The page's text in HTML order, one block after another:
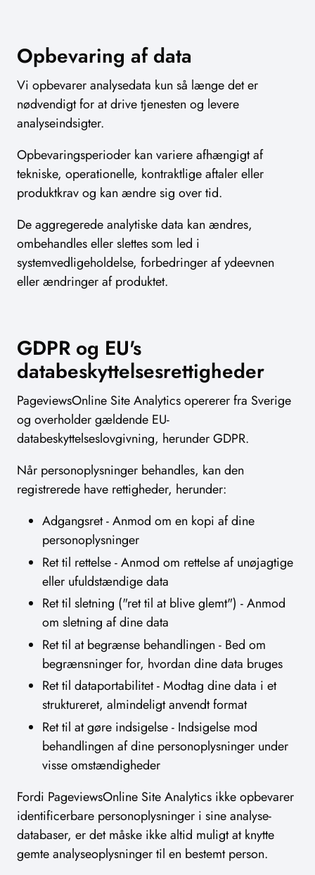
Opbevaring af data
Vi opbevarer analysedata kun så længe det er
nødvendigt for at drive tjenesten og levere
analyseindsigter.
Opbevaringsperioder kan variere afhængigt af
tekniske, operationelle, kontraktlige aftaler eller
produktkrav og kan ændre sig over tid.
De aggregerede analytiske data kan ændres,
ombehandles eller slettes som led i
systemvedligeholdelse, forbedringer af ydeevnen
eller ændringer af produktet.
GDPR og EU's
databeskyttelsesrettigheder
PageviewsOnline Site Analytics opererer fra Sverige
og overholder gældende EU-
databeskyttelseslovgivning, herunder GDPR.
Når personoplysninger behandles, kan den
registrerede have rettigheder, herunder:
Adgangsret - Anmod om en kopi af dine
personoplysninger
Ret til rettelse - Anmod om rettelse af unøjagtige
eller ufuldstændige data
Ret til sletning ("ret til at blive glemt") - Anmod
om sletning af dine data
Ret til at begrænse behandlingen - Bed om
begrænsninger for, hvordan dine data bruges
Ret til dataportabilitet - Modtag dine data i et
struktureret, almindeligt anvendt format
Ret til at gøre indsigelse - Indsigelse mod
behandlingen af dine personoplysninger under
visse omstændigheder
Fordi PageviewsOnline Site Analytics ikke opbevarer
identificerbare personoplysninger i sine analyse-
databaser, er det måske ikke altid muligt at knytte
gemte analyseoplysninger til en bestemt person.